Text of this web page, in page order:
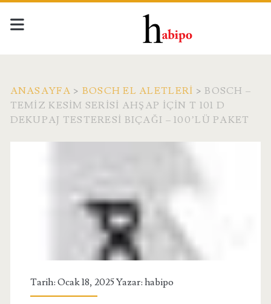
ANASAYFA > BOSCH EL ALETLERI >BOSCH –
TEMIZ KESIM SERISI AHŞAP İÇIN T 101 D
DEKUPAJ TESTERESI BIÇAĞI – 100’LÜ PAKET
Tarih: Ocak 18, 2025 Yazar: habipo